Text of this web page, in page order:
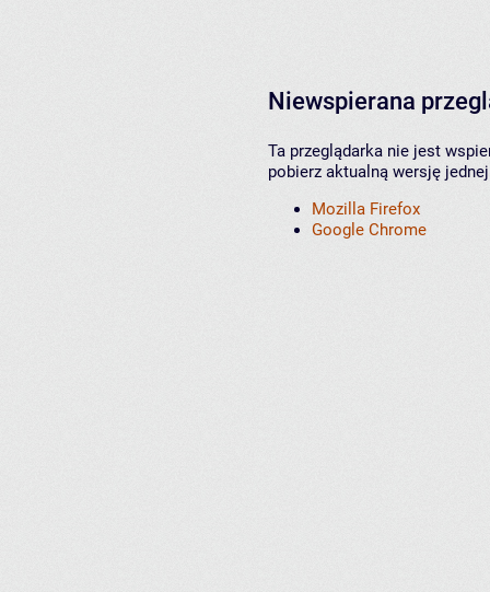
Niewspierana
Ta przeglądarka nie jest
pobierz aktualną wersję
Mozilla Firefox
Google Chrome